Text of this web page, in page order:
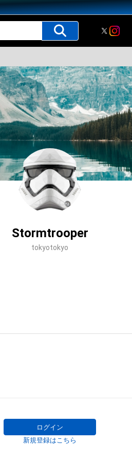
Stormtrooper
tokyotokyo
ログイン
新規登録はこちら